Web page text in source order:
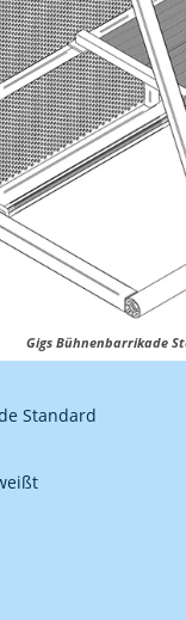
Gigs Bühnenbarrikade
Standard